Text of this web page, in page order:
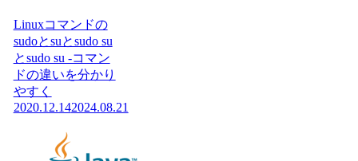
Linuxコマンドの
sudoとsuとsudo su
とsudo su -コマン
ドの違いを分かり
やすく
2020.12.142024.08.21